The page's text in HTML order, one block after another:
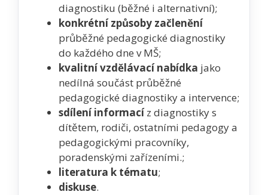
diagnostiku (běžné i alternativní);
konkrétní způsoby začlenění
průběžné pedagogické diagnostiky
do každého dne v MŠ;
kvalitní vzdělávací nabídka jako
nedílná součást průběžné
pedagogické diagnostiky a intervence;
sdílení informacíz diagnostiky s
dítětem, rodiči, ostatními pedagogy a
pedagogickými pracovníky,
poradenskými zařízeními.;
literatura k tématu;
diskuse.